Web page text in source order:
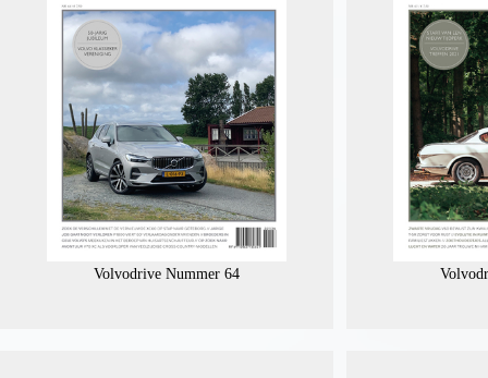
Volvodrive Nummer 64